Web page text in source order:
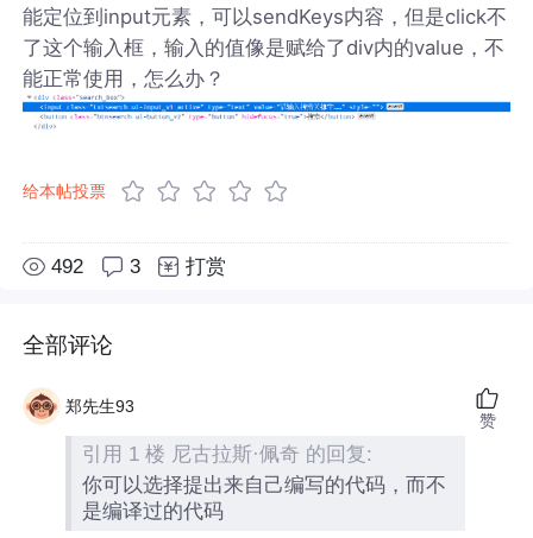
能定位到input元素，可以sendKeys内容，但是click不
了这个输入框，输入的值像是赋给了div内的value，不
能正常使用，怎么办？
给本帖投票
492 3 打赏
全部评论
郑先生93
引用 1 楼 尼古拉斯·佩奇 的回复:
你可以选择提出来自己编写的代码，而不
是编译过的代码
赞